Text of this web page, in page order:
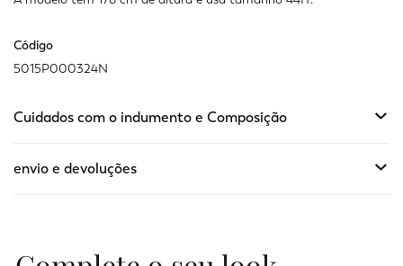
Código
5015P000324N
Cuidados com o indumento e Composição
envio e devoluções